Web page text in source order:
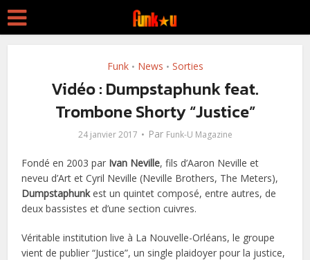
Funk • News • Sorties
Vidéo : Dumpstaphunk feat.
Trombone Shorty “Justice”
24 janvier 2017 Par Funk-U Magazine
Fondé en 2003 par Ivan Neville, fils d’Aaron Neville et
neveu d’Art et Cyril Neville (Neville Brothers, The Meters),
Dumpstaphunkest un quintet composé, entre autres, de
deux bassistes et d’une section cuivres.
Véritable institution live à La Nouvelle-Orléans, le groupe
vient de publier “Justice”, un single plaidoyer pour la justice,